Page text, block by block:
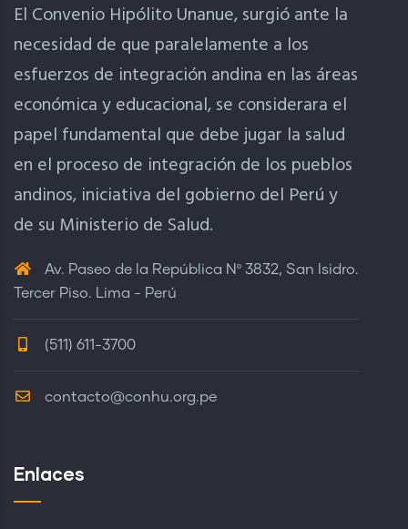
El Convenio Hipólito Unanue, surgió ante la
necesidad de que paralelamente a los
esfuerzos de integración andina en las áreas
económica y educacional, se considerara el
papel fundamental que debe jugar la salud
en el proceso de integración de los pueblos
andinos, iniciativa del gobierno del Perú y
de su Ministerio de Salud.
Av. Paseo de la República Nº 3832, San Isidro.
Tercer Piso. Lima - Perú
(511) 611-3700
contacto@conhu.org.pe
Enlaces